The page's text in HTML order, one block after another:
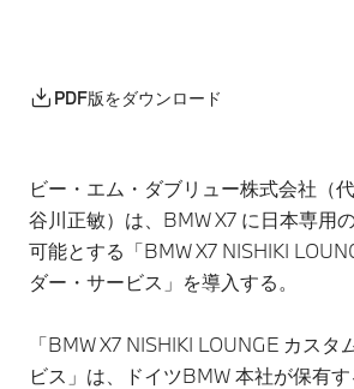
PDF版をダウンロード
ビー・エム・ダブリュー株式会社（
谷川正敏）は、BMW X7 に日本専用
可能とする「BMW X7 NISHIKI
ダー・サービス」を導入する。
「BMW X7 NISHIKI LOUNGE カスタ
ビス」は、ドイツBMW 本社が保有